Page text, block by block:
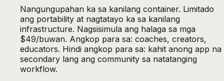
Nangungupahan ka sa kanilang container. Limitado
ang portability at nagtatayo ka sa kanilang
infrastructure. Nagsisimula ang halaga sa mga
$49/buwan. Angkop para sa: coaches, creators,
educators. Hindi angkop para sa: kahit anong app na
secondary lang ang community sa natatanging
workflow.